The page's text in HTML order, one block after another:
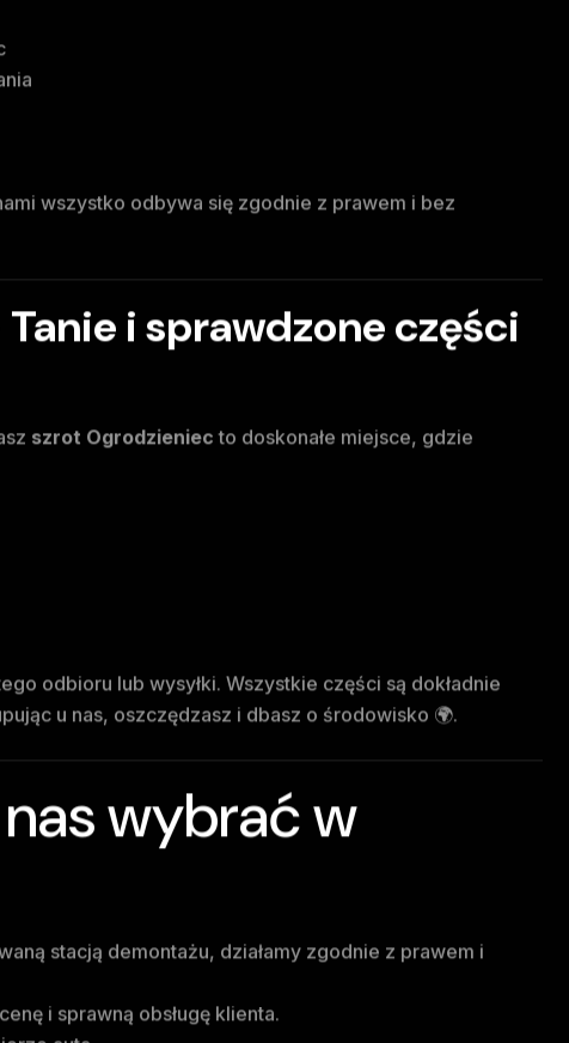
wszystko odbywa się zgodnie z prawem i bez
i sprawdzone części
szrot Ogrodzieniec to doskonałe miejsce, gdzie
odbioru lub wysyłki. Wszystkie części są dokładnie
u nas, oszczędzasz i dbasz o środowisko 🌍.
wybrać w
stacją demontażu, działamy zgodnie z prawem i
i sprawną obsługę klienta.